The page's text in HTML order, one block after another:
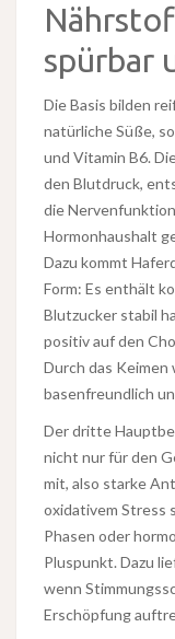
spürbar
Die Basis bilden
natürliche Süße,
und Vitamin B6.
den Blutdruck,
die
Hormonhaushalt
Dazu kommt
Form: Es enthält
Blutzucker stabil
positiv auf den
Durch das Keimen
basenfreundlich
Der dritte
nicht nur für den
mit, also starke
oxidativem Stress
Phasen oder
Pluspunkt. Dazu
wenn
Erschöpfung